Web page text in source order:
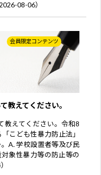
08-06）
会員限定コンテンツ
教えてください。
教えてください。令和8
こども性暴力防止法」
A. 学校設置者等及び民
象性暴力等の防止等の